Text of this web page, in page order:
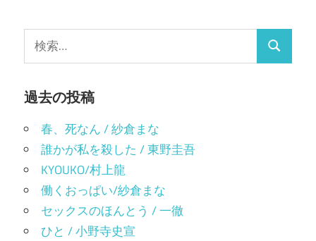
ド
ウ
で
き
ー
シ
ョ
ン
索:
検
過去の投稿
春、死なん / 紗倉まな
誰かが私を殺した / 東野圭吾
KYOUKO/村上龍
働くおっぱい/紗倉まな
セックスのほんとう / 一徹
ひと / 小野寺史宣